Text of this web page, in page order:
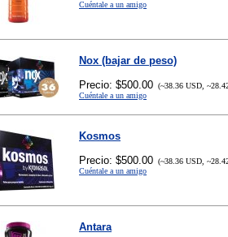
Cuéntale a un amigo
Nox (bajar de peso)
Precio: $500.00 (~38.36 USD,
Cuéntale a un amigo
Kosmos
Precio: $500.00 (~38.36 USD,
Cuéntale a un amigo
Antara